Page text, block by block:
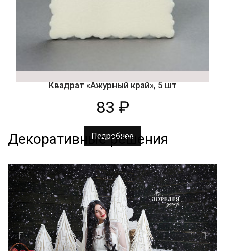
Квадрат «Ажурный край», 5 шт
83 ₽
Подробнее
Декоративные решения